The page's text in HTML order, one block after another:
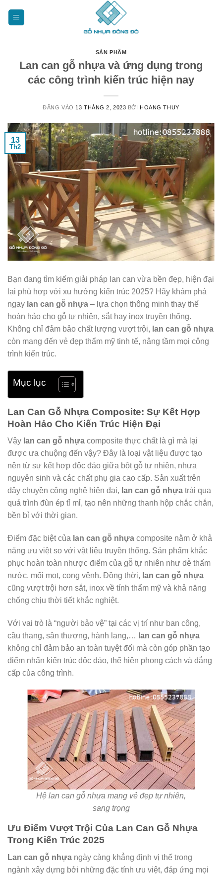
SẢN PHẨM
Lan can gỗ nhựa và ứng dụng trong
các công trình kiến trúc hiện nay
ĐĂNG VÀO 13 THÁNG 2, 2023 BỞIHOANG THUY
13
Th2
Bạn đang tìm kiếm giải pháp lan can vừa bền đẹp, hiện đại
lại phù hợp với xu hướng kiến trúc 2025? Hãy khám phá
ngay lan can gỗ nhựa – lựa chọn thông minh thay thế
hoàn hảo cho gỗ tự nhiên, sắt hay inox truyền thống.
Không chỉ đảm bảo chất lượng vượt trội, lan can gỗ nhựa
còn mang đến vẻ đẹp thẩm mỹ tinh tế, nâng tầm mọi công
trình kiến trúc.
Mục lục
Lan Can Gỗ Nhựa Composite: Sự Kết Hợp
Hoàn Hảo Cho Kiến Trúc Hiện Đại
Vậy lan can gỗ nhựa composite thực chất là gì mà lại
được ưa chuộng đến vậy? Đây là loại vật liệu được tạo
nên từ sự kết hợp độc đáo giữa bột gỗ tự nhiên, nhựa
nguyên sinh và các chất phụ gia cao cấp. Sản xuất trên
dây chuyền công nghệ hiện đại, lan can gỗ nhựa trải qua
quá trình đùn ép tỉ mỉ, tạo nên những thanh hộp chắc chắn,
bền bỉ với thời gian.
Điểm đặc biệt của lan can gỗ nhựa composite nằm ở khả
năng ưu việt so với vật liệu truyền thống. Sản phẩm khắc
phục hoàn toàn nhược điểm của gỗ tự nhiên như dễ thấm
nước, mối mọt, cong vênh. Đồng thời, lan can gỗ nhựa
cũng vượt trội hơn sắt, inox về tính thẩm mỹ và khả năng
chống chịu thời tiết khắc nghiệt.
Với vai trò là “người bảo vệ” tại các vị trí như ban công,
cầu thang, sân thượng, hành lang,… lan can gỗ nhựa
không chỉ đảm bảo an toàn tuyệt đối mà còn góp phần tạo
điểm nhấn kiến trúc độc đáo, thể hiện phong cách và đẳng
cấp của công trình.
Hệ lan can gỗ nhựa mang vẻ đẹp tự nhiên,
sang trọng
Ưu Điểm Vượt Trội Của Lan Can Gỗ Nhựa
Trong Kiến Trúc 2025
Lan can gỗ nhựa ngày càng khẳng định vị thế trong
ngành xây dựng bởi những đặc tính ưu việt, đáp ứng mọi